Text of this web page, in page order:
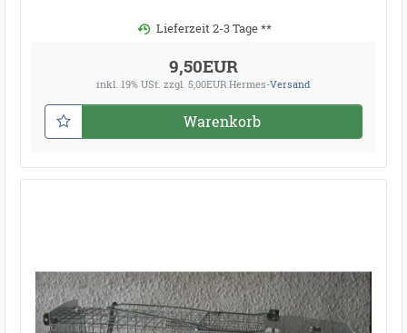
Lieferzeit 2-3 Tage **
9,50EUR
inkl. 19% USt. zzgl. 5,00EUR Hermes-Versand
Warenkorb